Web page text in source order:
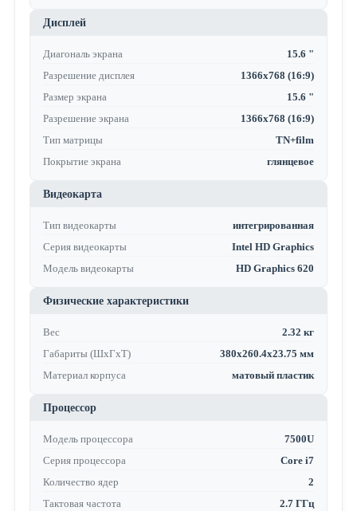
Дисплей
Диагональ экрана
15.6 "
Разрешение дисплея
1366x768 (16:9)
Размер экрана
15.6 "
Разрешение экрана
1366x768 (16:9)
Тип матрицы
TN+film
Покрытие экрана
глянцевое
Видеокарта
Тип видеокарты
интегрированная
Серия видеокарты
Intel HD Graphics
Модель видеокарты
HD Graphics 620
Физические характеристики
Вес
2.32 кг
Габариты (ШхГхТ)
380x260.4x23.75 мм
Материал корпуса
матовый пластик
Процессор
Модель процессора
7500U
Серия процессора
Core i7
Количество ядер
2
Тактовая частота
2.7 ГГц